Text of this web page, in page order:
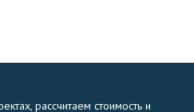
рассчитаем стоимость и